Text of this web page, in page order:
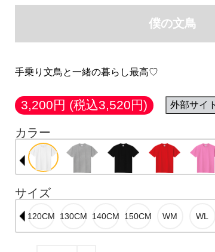
僕の文鳥
手乗り文鳥と一緒の暮らし最高♡
3,200円 (税込3,520円) 外部サイ
カラー
サイズ